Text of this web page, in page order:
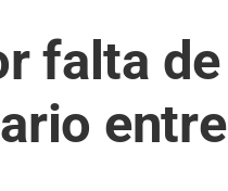
falta de
entre